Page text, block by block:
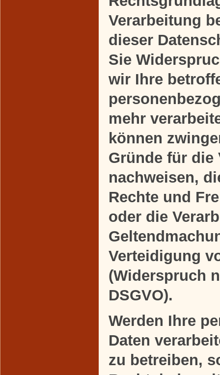
Verarbeitung
dieser
Sie
wir Ihre
mehr
können
Gründe für die
nachweisen,
Rechte und
oder die
Verteidigung
(Widerspruch
DSGVO).
Werden Ihre
Daten
zu betreiben,